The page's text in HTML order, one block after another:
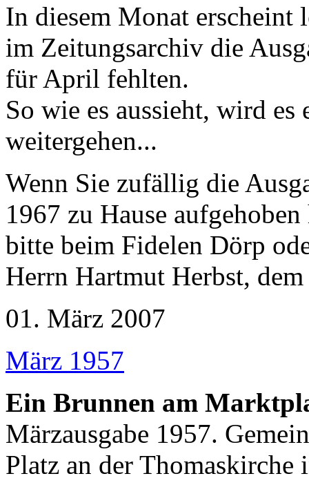
In diesem Monat erscheint
im Zeitungsarchiv die
für April fehlten.
So wie es aussieht, wird
weitergehen...
Wenn Sie zufällig die
1967 zu Hause
bitte beim Fidelen Dörp
Herrn Hartmut Herbst,
01. März 2007
März 1957
Ein Brunnen am
Märzausgabe 1957.
Platz an der